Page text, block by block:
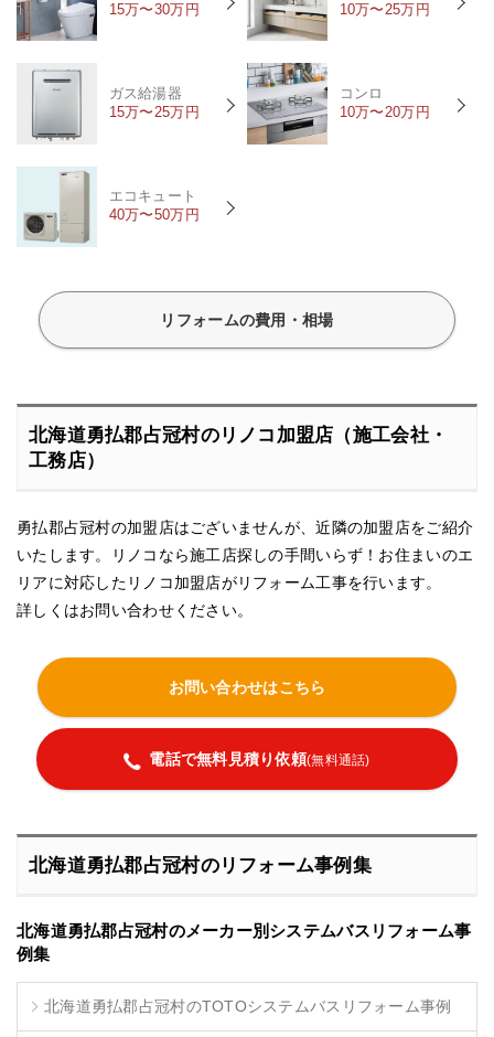
15万〜30万円
10万〜25万円
ガス給湯器
15万〜25万円
コンロ
10万〜20万円
エコキュート
40万〜50万円
リフォームの費用・相場
北海道勇払郡占冠村のリノコ加盟店（施工会社・
工務店）
勇払郡占冠村の加盟店はございませんが、近隣の加盟店をご紹介
いたします。リノコなら施工店探しの手間いらず！お住まいのエ
リアに対応したリノコ加盟店がリフォーム工事を行います。
詳しくはお問い合わせください。
お問い合わせはこちら
電話で無料見積り依頼(無料通話)
北海道勇払郡占冠村のリフォーム事例集
北海道勇払郡占冠村のメーカー別システムバスリフォーム事
例集
北海道勇払郡占冠村のTOTOシステムバスリフォーム事例